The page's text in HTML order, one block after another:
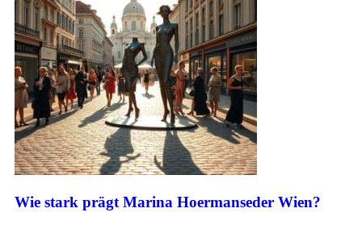
Wie stark prägt Marina Hoermanseder Wien?